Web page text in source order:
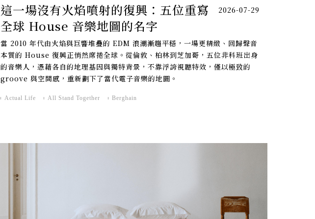
這一場沒有火焰噴射的復興：五位重寫
全球 House 音樂地圖的名字
2026-07-29
當 2010 年代由火焰與巨響堆疊的 EDM 浪潮漸趨平穩，一場更精緻、回歸聲音
本質的 House 復興正悄然席捲全球。從倫敦、柏林到芝加哥，五位非科班出身
的音樂人，憑藉各自的地理基因與獨特背景，不靠浮誇視聽特效，僅以極致的
groove 與空間感，重新劃下了當代電子音樂的地圖。
Actual Life All Stand Together Berghain